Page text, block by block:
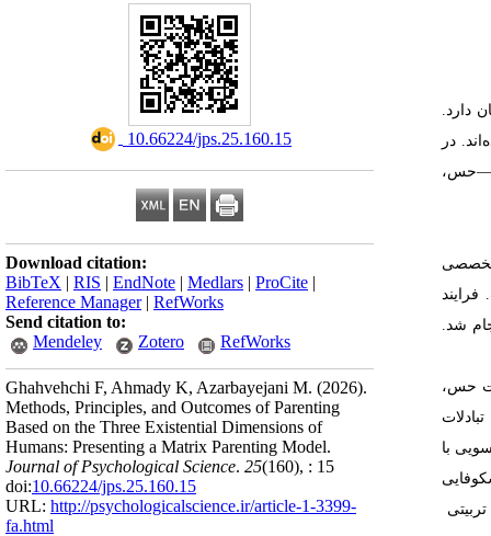
‎ 10.66224/jps.25.160.15
Download citation:
BibTeX | RIS | EndNote | Medlars | ProCite |
Reference Manager| RefWorks
Send citation to:
Mendeley
Zotero RefWorks
Ghahvehchi F, Ahmady K, Azarbayejani M. (2026).
Methods, Principles, and Outcomes of Parenting
Based on the Three Existential Dimensions of
Humans: Presenting a Matrix Parenting Model.
Journal of Psychological Science. 25(160), : 15
doi:10.66224/jps.25.160.15
URL: http://psychologicalscience.ir/article-1-3399-
fa.html
دارد.
در
—حس،
تخصصی
شد.
حس،
با